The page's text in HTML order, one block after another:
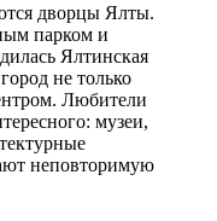
дворцы Ялты.
парком и
Ялтинская
не только
Любители
музеи,
неповторимую